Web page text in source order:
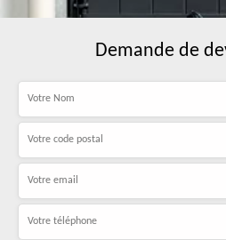
Demande de